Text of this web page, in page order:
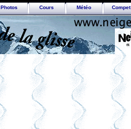
Photos Cours Météo Compet